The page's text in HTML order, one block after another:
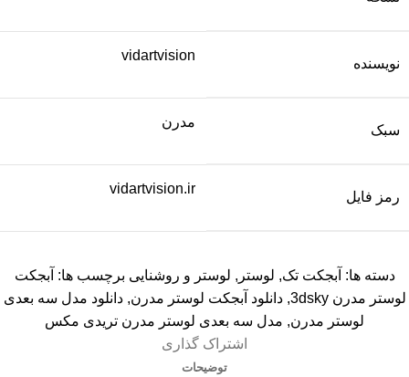
نویسنده
vidartvision
سبک
مدرن
رمز فایل
vidartvision.ir
دسته ها: آبجکت تک, لوستر , لوستر و روشنایی برچسب ها: آبجکت
لوستر مدرن 3dsky
, دانلود آبجکت لوستر مدرن, دانلود مدل سه بعدی
لوستر مدرن, مدل سه بعدی لوستر مدرن تریدی مکس
اشتراک گذاری
توضیحات